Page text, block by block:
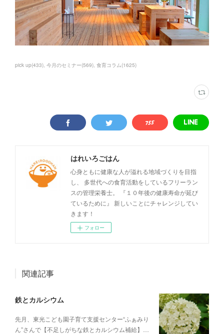
pick up(433) 今月のセミナー(569) 食育コラム(1625)
はれいろごはん
心身ともに健康な人が溢れる地域づくりを目指
し、 多世代への食育活動をしているフリーラン
スの管理栄養士。 『１０年後の健康寿命が延び
ているために』 新しいことにチャレンジしてい
きます！
フォロー
関連記事
鉄とカルシウム
先月、東光こども園子育て支援センター“ふぁみり
ん”さんで【不足しがちな鉄とカルシウム補給】…